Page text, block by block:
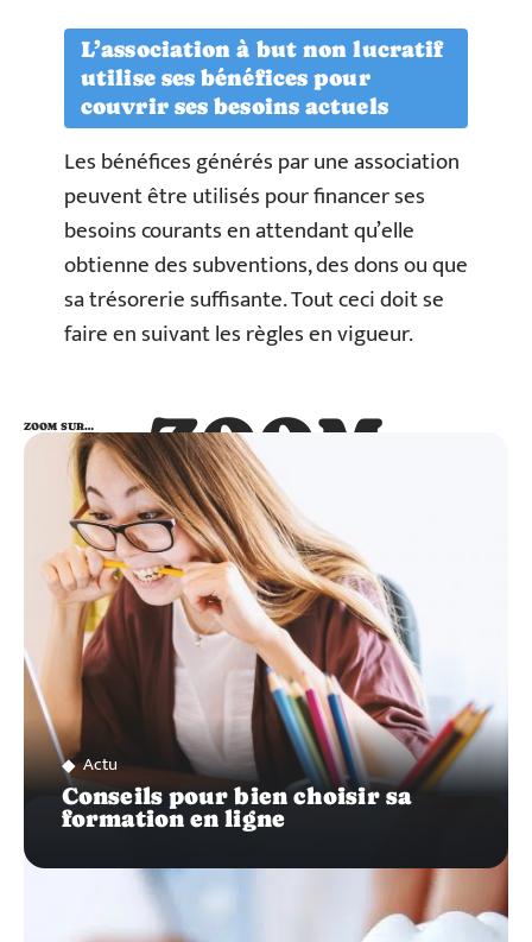
L’association à but non lucratif
utilise ses bénéfices pour
couvrir ses besoins actuels
Les bénéfices générés par une association
peuvent être utilisés pour financer ses
besoins courants en attendant qu’elle
obtienne des subventions, des dons ou que
sa trésorerie suffisante. Tout ceci doit se
faire en suivant les règles en vigueur.
ZOOM
SUR…
ZOOM SUR…
Actu
Conseils pour bien choisir sa
formation en ligne